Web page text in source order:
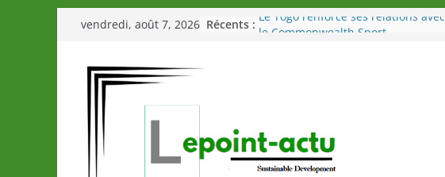
Passer
contenu
vendredi, août 7, 2026 Récents : Le Togo renforce ses relations avec
marque de confiance au Togo sur
la scène internationale au-delà des
performances de ses athlètes